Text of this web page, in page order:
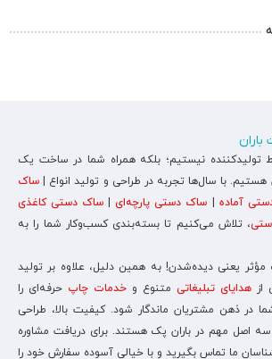
تولیدکننده نیستیم؛ بلکه همراه شما در ساخت یک
هستیم. با سال‌ها تجربه در طراحی و تولید انواع | ساک
آماده | ساک دستی پارچه‌ای| ساک دستی کاغذی
، تلاش می‌کنیم تا بسته‌بندی کسب‌وکار شما را به
مؤثر یعنی دیده‌شدن! به همین دلیل، علاوه بر تولید
هدایای تبلیغاتی متنوع و خدمات چاپ حرفه‌ای را
در ذهن مشتریان ماندگار شود. کیفیت بالا، طراحی
سه اصل مهم در باران پک هستند. برای دریافت مشاوره
ما تماس بگیرید و با خیالی آسوده سفارش خود را